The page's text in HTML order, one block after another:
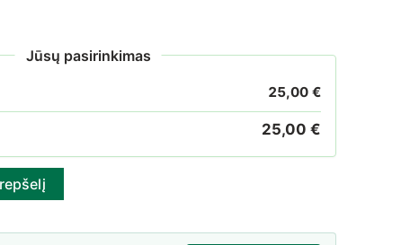
Jūsų pasirinkimas
25,00 €
25,00 €
durys šiltnamiui Standartas 250